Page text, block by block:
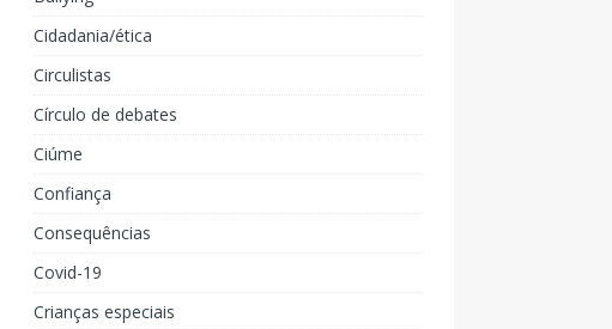
Cidadania/ética
Circulistas
Círculo de debates
Ciúme
Confiança
Consequências
Covid-19
Crianças especiais